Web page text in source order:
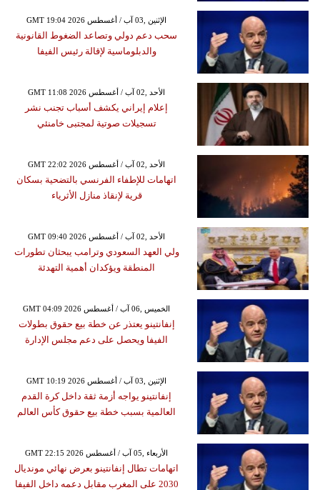
GMT 19:04 2026 الإثنين ,03 آب / أغسطس
سحب دعم دولي وتصاعد الضغوط القانونية
والدبلوماسية لإقالة رئيس الفيفا
GMT 11:08 2026 الأحد ,02 آب / أغسطس
إعلام إيراني يكشف أسباب تجنب نشر
تسجيلات صوتية لمجتبى خامنئي
GMT 22:02 2026 الأحد ,02 آب / أغسطس
اتهامات للإطفاء الفرنسي بالتضحية بسكان
قرية لإنقاذ منازل الأثرياء
GMT 09:40 2026 الأحد ,02 آب / أغسطس
ولي العهد السعودي وترامب يبحثان تطورات
المنطقة ويؤكدان أهمية التهدئة
GMT 04:09 2026 الخميس ,06 آب / أغسطس
إنفانتينو يعتذر عن خطة بيع حقوق بطولات
الفيفا ويحصل على دعم مجلس الإدارة
GMT 10:19 2026 الإثنين ,03 آب / أغسطس
إنفانتينو يواجه أزمة ثقة داخل كرة القدم
العالمية بسبب خطة بيع حقوق كأس العالم
GMT 22:15 2026 الأربعاء ,05 آب / أغسطس
اتهامات تطال إنفانتينو بعرض نهائي مونديال
2030 على المغرب مقابل دعمه داخل الفيفا